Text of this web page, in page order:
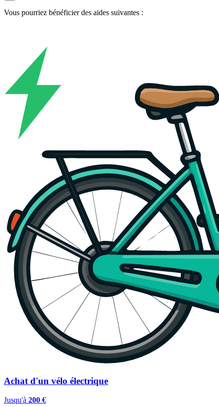
Vous pourriez bénéficier des aides suivantes :
Achat d'un vélo électrique
Jusqu'à 200 €